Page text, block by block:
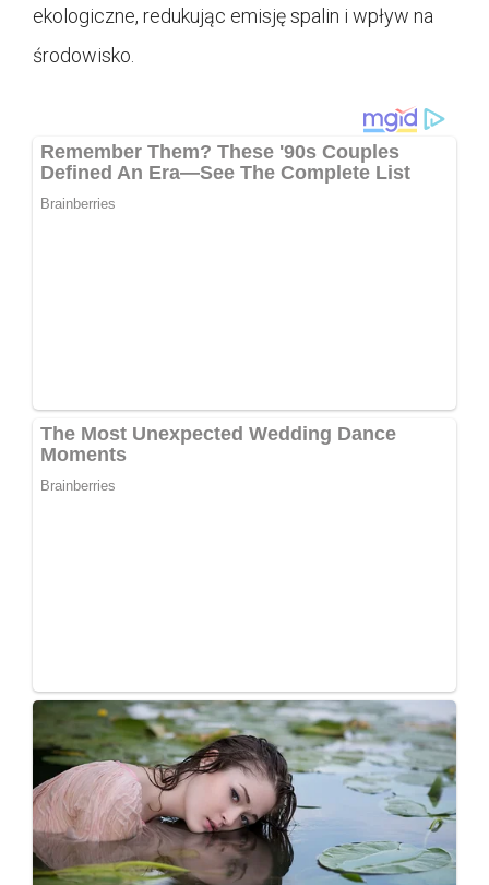
ekologiczne, redukując emisję spalin i wpływ na
środowisko.